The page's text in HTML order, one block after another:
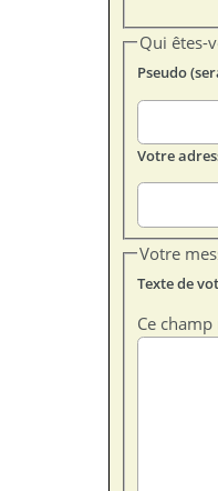
Qui êtes-
Pseudo
Votre
Votre
Ce